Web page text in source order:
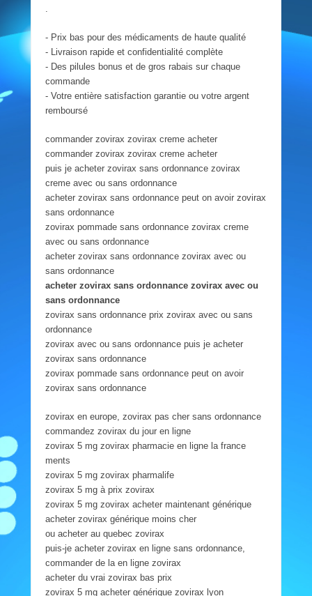
- Prix bas pour des médicaments de haute qualité
- Livraison rapide et confidentialité complète
- Des pilules bonus et de gros rabais sur chaque
commande
- Votre entière satisfaction garantie ou votre argent
remboursé
commander zovirax zovirax creme acheter
commander zovirax zovirax creme acheter
puis je acheter zovirax sans ordonnance zovirax
creme avec ou sans ordonnance
acheter zovirax sans ordonnance peut on avoir zovirax
sans ordonnance
zovirax pommade sans ordonnance zovirax creme
avec ou sans ordonnance
acheter zovirax sans ordonnance zovirax avec ou
sans ordonnance
acheter zovirax sans ordonnance zovirax avec ou
sans ordonnance
zovirax sans ordonnance prix zovirax avec ou sans
ordonnance
zovirax avec ou sans ordonnance puis je acheter
zovirax sans ordonnance
zovirax pommade sans ordonnance peut on avoir
zovirax sans ordonnance
zovirax en europe, zovirax pas cher sans ordonnance
commandez zovirax du jour en ligne
zovirax 5 mg zovirax pharmacie en ligne la france
ments
zovirax 5 mg zovirax pharmalife
zovirax 5 mg à prix zovirax
zovirax 5 mg zovirax acheter maintenant générique
acheter zovirax générique moins cher
ou acheter au quebec zovirax
puis-je acheter zovirax en ligne sans ordonnance,
commander de la en ligne zovirax
acheter du vrai zovirax bas prix
zovirax 5 mg acheter générique zovirax lyon